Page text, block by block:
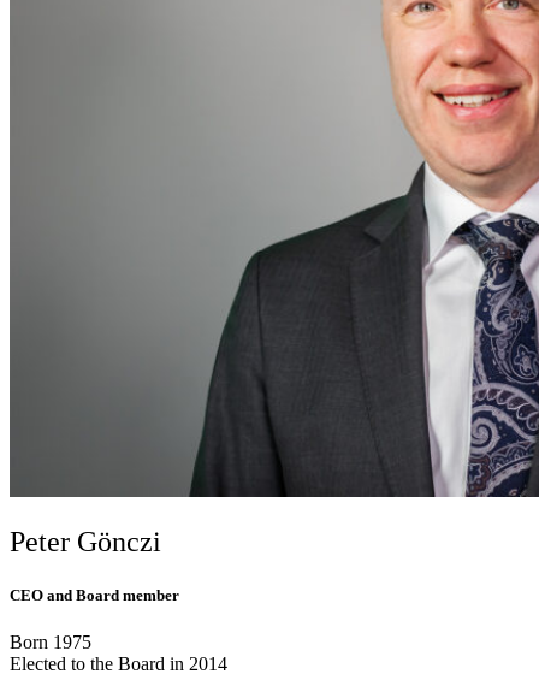
Peter Gönczi
CEO and Board member
Born 1975
Elected to the Board in 2014